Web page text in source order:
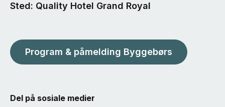
Sted: Quality Hotel Grand Royal
Program & påmelding Byggebørs
Del på sosiale medier